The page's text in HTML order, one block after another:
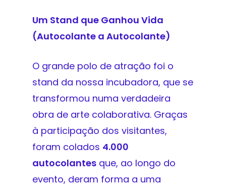
Um Stand que Ganhou Vida
(Autocolante a Autocolante)
O grande polo de atração foi o
stand da nossa incubadora, que se
transformou numa verdadeira
obra de arte colaborativa. Graças
à participação dos visitantes,
foram colados 4.000
autocolantes que, ao longo do
evento, deram forma a uma